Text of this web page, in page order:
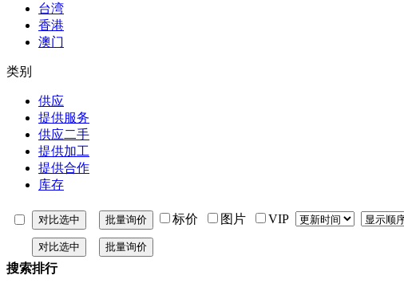
台湾
香港
澳门
类别
供应
提供服务
供应二手
提供加工
提供合作
库存
标价 图片 VIP
搜索排行